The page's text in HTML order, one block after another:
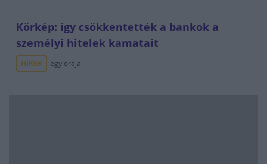
Körkép: így csökkentették a bankok a
személyi hitelek kamatait
HÍREK egy órája